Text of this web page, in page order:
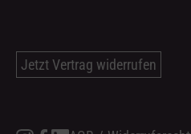
Jetzt Vertrag widerrufen